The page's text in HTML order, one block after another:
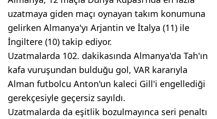
uzatmaya giden maçı oynayan takım konumuna
gelirken Almanya'yı Arjantin ve İtalya (11) ile
İngiltere (10) takip ediyor.
Uzatmalarda 102. dakikasında Almanya'da Tah'ın
kafa vuruşundan bulduğu gol, VAR kararıyla
Alman futbolcu Anton'un kaleci Gill'i engellediği
gerekçesiyle geçersiz sayıldı.
Uzatmalarda da eşitlik bozulmayınca seri penaltı